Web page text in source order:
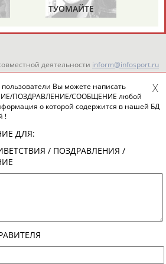
деятельности inform@infosport.ru
НАИТ «Стадион»
996
ТУОМАЙТЕ
Вы можете написать
ПОЗДРАВЛЕНИЕ/СООБЩЕНИЕ любой
о которой содержится в нашей БД
!
ДЛЯ:
/ ПОЗДРАВЛЕНИЯ /